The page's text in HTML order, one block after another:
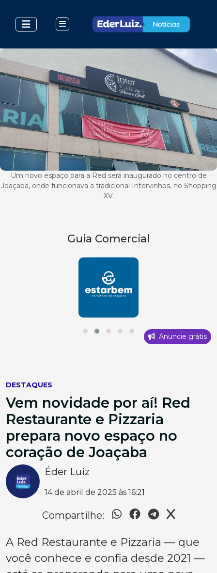
Um novo espaço para a Red será inaugurado no centro de
Joaçaba, onde funcionava a tradicional Intervinhos, no Shopping
XV.
Guia Comercial
Anuncie grátis
DESTAQUES
Vem novidade por aí! Red
Restaurante e Pizzaria
prepara novo espaço no
coração de Joaçaba
Éder Luiz
14 de abril de 2025 às 16:21
Compartilhe:
A Red Restaurante e Pizzaria — que
você conhece e confia desde 2021 —